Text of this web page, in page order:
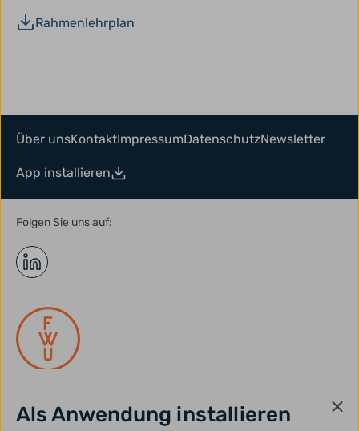
Rahmenlehrplan
Als Anwendung installieren
Über unsKontaktImpressumDatenschutzNewsletter
App installieren
Folgen Sie uns auf:
gefördert durch: